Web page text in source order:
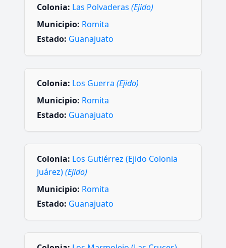
Colonia: Las Polvaderas (Ejido)
Municipio: Romita
Estado: Guanajuato
Colonia: Los Guerra (Ejido)
Municipio: Romita
Estado: Guanajuato
Colonia: Los Gutiérrez (Ejido Colonia
Juárez)(Ejido)
Municipio: Romita
Estado: Guanajuato